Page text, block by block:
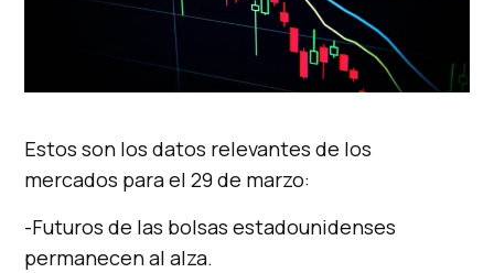
Estos son los datos relevantes de los
mercados para el 29 de marzo:
-Futuros de las bolsas estadounidenses
permanecen al alza.